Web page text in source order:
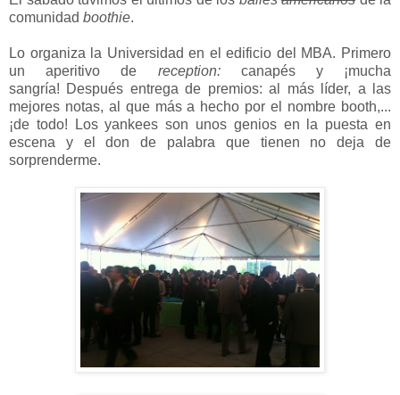
comunidad boothie.
Lo organiza la Universidad en el edificio del MBA. Primero
un aperitivo de reception: canapés y ¡mucha
sangría! Después entrega de premios: al más líder, a las
mejores notas, al que más a hecho por el nombre booth,...
¡de todo! Los yankees son unos genios en la puesta en
escena y el don de palabra que tienen no deja de
sorprenderme.